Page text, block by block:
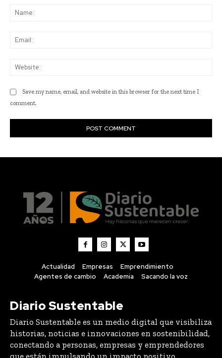
Actualidad Empresas
Emprendimiento
Agentes de cambio
Academia Sacando la voz
Diario Sustentable
Diario Sustentable es un medio digital que visibiliza
historias, noticias e innovaciones en sostenibilidad,
conectando a personas, empresas y emprendedores